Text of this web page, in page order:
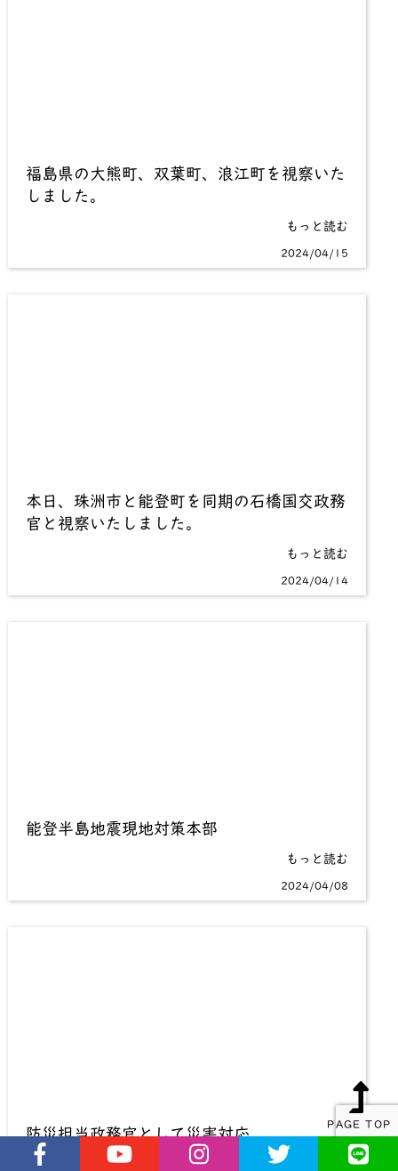
福島県の大熊町、双葉町、浪江町を視察いた
しました。
もっと読む
2024/04/15
本日、珠洲市と能登町を同期の石橋国交政務
官と視察いたしました。
もっと読む
2024/04/14
能登半島地震現地対策本部
もっと読む
2024/04/08
防災担当政務官として災害対応
PAGE TOP